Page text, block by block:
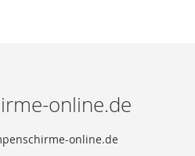
online.de
online.de